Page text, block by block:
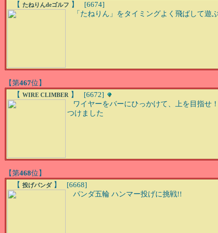
【 たねりんdeゴルフ 】 [6674]
「たねりん」をタイミングよく飛ばして遊
【第467位】
【 WIRE CLIMBER 】 [6672]
ワイヤーをバーにひっかけて、上を目指せ
つけました
【第468位】
【 投げパンダ】 [6668]
パンダ五輪 ハンマー投げに挑戦!!